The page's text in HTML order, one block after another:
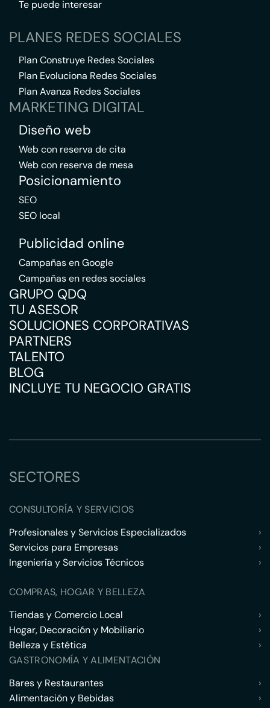
Te puede interesar
PLANES REDES SOCIALES
Plan Construye Redes Sociales
Plan Evoluciona Redes Sociales
Plan Avanza Redes Sociales
MARKETING DIGITAL
Diseño web
Web con reserva de cita
Web con reserva de mesa
Posicionamiento
SEO
SEO local
Publicidad online
Campañas en Google
Campañas en redes sociales
GRUPO QDQ
TU ASESOR
SOLUCIONES CORPORATIVAS
PARTNERS
TALENTO
BLOG
INCLUYE TU NEGOCIO GRATIS
SECTORES
CONSULTORÍA Y SERVICIOS
Profesionales y Servicios Especializados
›
Servicios para Empresas
›
Ingeniería y Servicios Técnicos
›
COMPRAS, HOGAR Y BELLEZA
Tiendas y Comercio Local
›
Hogar, Decoración y Mobiliario
›
Belleza y Estética
›
GASTRONOMÍA Y ALIMENTACIÓN
Bares y Restaurantes
›
Alimentación y Bebidas
›